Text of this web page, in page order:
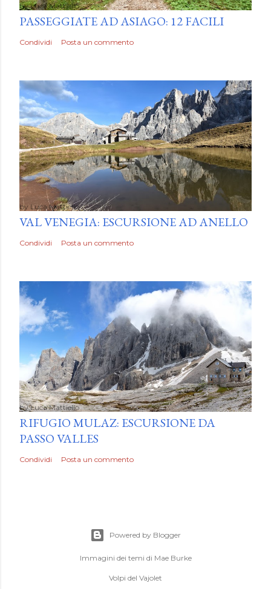
byLuca Mattiello
PASSEGGIATE AD ASIAGO: 12 FACILI
Condividi Posta un commento
by Luca Mattiello
VAL VENEGIA: ESCURSIONE AD ANELLO
Condividi Posta un commento
byLuca Mattiello
RIFUGIO MULAZ: ESCURSIONE DA
PASSO VALLES
Condividi Posta un commento
Powered by Blogger
Immagini dei temi di Mae Burke
Volpi del Vajolet